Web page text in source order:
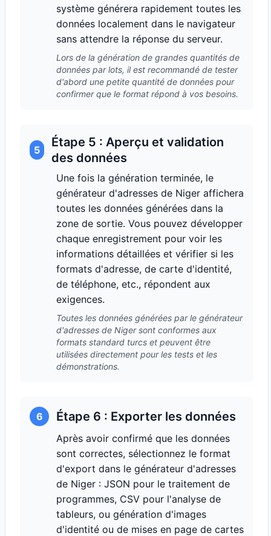
système générera rapidement toutes les
données localement dans le navigateur
sans attendre la réponse du serveur.
Lors de la génération de grandes quantités de
données par lots, il est recommandé de tester
d'abord une petite quantité de données pour
confirmer que le format répond à vos besoins.
5
Étape 5 : Aperçu et validation
des données
Une fois la génération terminée, le
générateur d'adresses de Niger affichera
toutes les données générées dans la
zone de sortie. Vous pouvez développer
chaque enregistrement pour voir les
informations détaillées et vérifier si les
formats d'adresse, de carte d'identité,
de téléphone, etc., répondent aux
exigences.
Toutes les données générées par le générateur
d'adresses de Niger sont conformes aux
formats standard turcs et peuvent être
utilisées directement pour les tests et les
démonstrations.
6 Étape 6 : Exporter les données
Après avoir confirmé que les données
sont correctes, sélectionnez le format
d'export dans le générateur d'adresses
de Niger : JSON pour le traitement de
programmes, CSV pour l'analyse de
tableurs, ou génération d'images
d'identité ou de mises en page de cartes